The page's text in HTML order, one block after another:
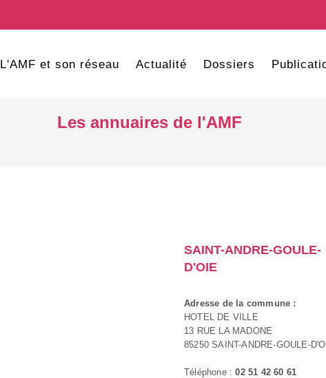
L'AMF et son réseau Actualité Dossiers
Les annuaires de l'AMF
SAINT-ANDRE-GOULE-
D'OIE
Adresse de la commune :
HOTEL DE VILLE
13 RUE LA MADONE
85250 SAINT-ANDRE-GOULE-
Téléphone :02 51 42 60 61